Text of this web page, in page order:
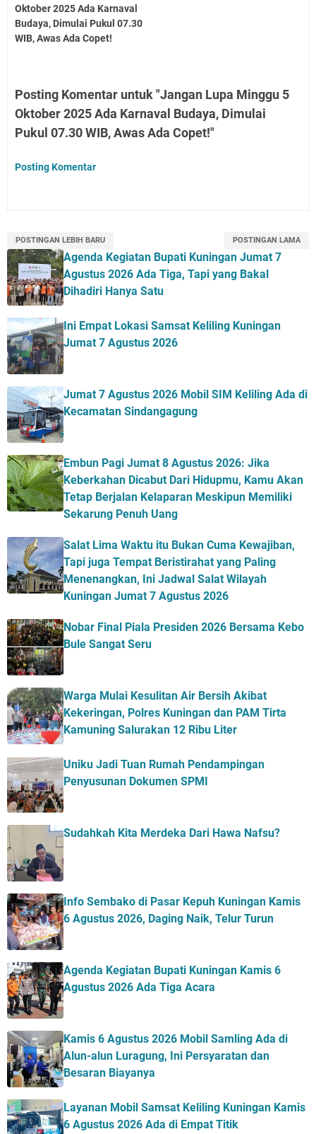
Oktober 2025 Ada Karnaval
Budaya, Dimulai Pukul 07.30
WIB, Awas Ada Copet!
Posting Komentar untuk "Jangan Lupa Minggu 5
Oktober 2025 Ada Karnaval Budaya, Dimulai
Pukul 07.30 WIB, Awas Ada Copet!"
Posting Komentar
POSTINGAN LEBIH BARU POSTINGAN LAMA
Agenda Kegiatan Bupati Kuningan Jumat 7
Agustus 2026 Ada Tiga, Tapi yang Bakal
Dihadiri Hanya Satu
Ini Empat Lokasi Samsat Keliling Kuningan
Jumat 7 Agustus 2026
Jumat 7 Agustus 2026 Mobil SIM Keliling Ada di
Kecamatan Sindangagung
Embun Pagi Jumat 8 Agustus 2026: Jika
Keberkahan Dicabut Dari Hidupmu, Kamu Akan
Tetap Berjalan Kelaparan Meskipun Memiliki
Sekarung Penuh Uang
Salat Lima Waktu itu Bukan Cuma Kewajiban,
Tapi juga Tempat Beristirahat yang Paling
Menenangkan, Ini Jadwal Salat Wilayah
Kuningan Jumat 7 Agustus 2026
Nobar Final Piala Presiden 2026 Bersama Kebo
Bule Sangat Seru
Warga Mulai Kesulitan Air Bersih Akibat
Kekeringan, Polres Kuningan dan PAM Tirta
Kamuning Salurakan 12 Ribu Liter
Uniku Jadi Tuan Rumah Pendampingan
Penyusunan Dokumen SPMI
Sudahkah Kita Merdeka Dari Hawa Nafsu?
Info Sembako di Pasar Kepuh Kuningan Kamis
6 Agustus 2026, Daging Naik, Telur Turun
Agenda Kegiatan Bupati Kuningan Kamis 6
Agustus 2026 Ada Tiga Acara
Kamis 6 Agustus 2026 Mobil Samling Ada di
Alun-alun Luragung, Ini Persyaratan dan
Besaran Biayanya
Layanan Mobil Samsat Keliling Kuningan Kamis
6 Agustus 2026 Ada di Empat Titik